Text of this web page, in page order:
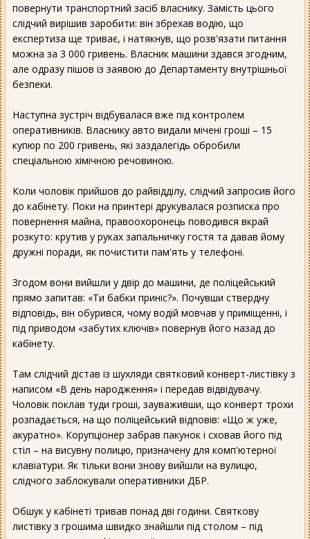
повернути транспортний засіб власнику. Замість цього
слідчий вирішив заробити: він збрехав водію, що
експертиза ще триває, і натякнув, що розв'язати питання
можна за 3 000 гривень. Власник машини здався згодним,
але одразу пішов із заявою до Департаменту внутрішньої
безпеки.
Наступна зустріч відбувалася вже під контролем
оперативників. Власнику авто видали мічені гроші – 15
купюр по 200 гривень, які заздалегідь обробили
спеціальною хімічною речовиною.
Коли чоловік прийшов до райвідділу, слідчий запросив його
до кабінету. Поки на принтері друкувалася розписка про
повернення майна, правоохоронець поводився вкрай
розкуто: крутив у руках запальничку гостя та давав йому
дружні поради, як почистити пам'ять у телефоні.
Згодом вони вийшли у двір до машини, де поліцейський
прямо запитав: «Ти бабки приніс?». Почувши ствердну
відповідь, він обурився, чому водій мовчав у приміщенні, і
під приводом «забутих ключів» повернув його назад до
кабінету.
Там слідчий дістав із шухляди святковий конверт-листівку з
написом «В день народження» і передав відвідувачу.
Чоловік поклав туди гроші, зауваживши, що конверт трохи
розпадається, на що поліцейський відповів: «Що ж уже,
акуратно». Корупціонер забрав пакунок і сховав його під
стіл – на висувну полицю, призначену для комп'ютерної
клавіатури. Як тільки вони знову вийшли на вулицю,
слідчого заблокували оперативники ДБР.
Обшук у кабінеті тривав понад дві години. Святкову
листівку з грошима швидко знайшли під столом – під